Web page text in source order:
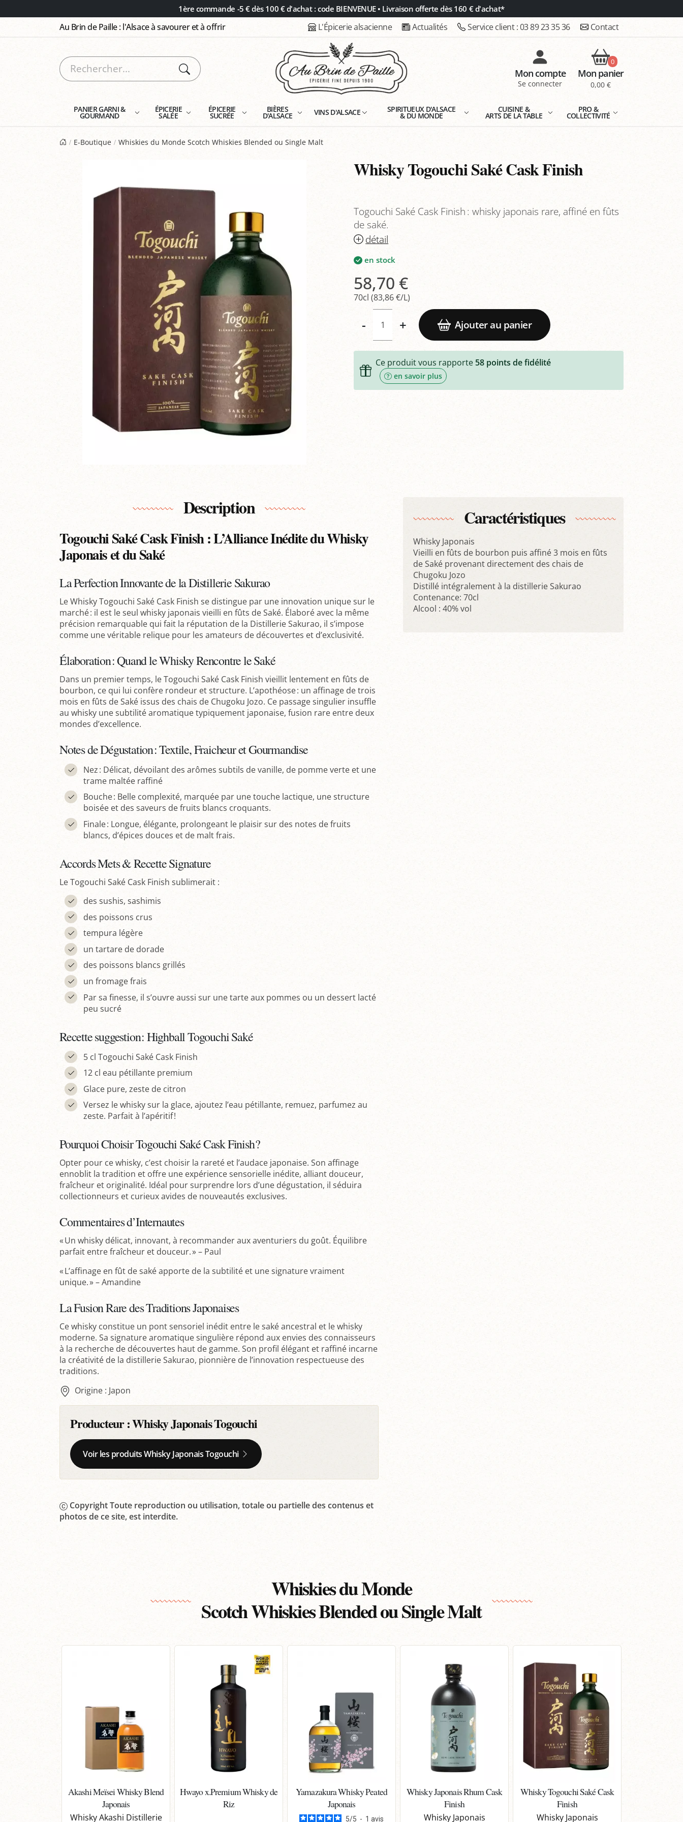
1ère commande -5 € dès 100 € d'achat : code BIENVENUE • Livraison offerte dès 160 € d'achat*
Au Brin de Paille : l'Alsace à savourer et à offrir L'Épicerie alsacienne Actualités Service client :03 89 23 35 36 Contact
Mon compte
Se connecter
0
Mon panier
0,00 €
PANIER GARNI &
GOURMAND
ÉPICERIE
SALÉE
ÉPICERIE
SUCRÉE
BIÈRES
D'ALSACE VINS D'ALSACE SPIRITUEUX D'ALSACE
& DU MONDE
CUISINE &
ARTS DE LA TABLE
PRO &
COLLECTIVITÉ
E-Boutique Whiskies du Monde Scotch Whiskies Blended ou Single Malt
Whisky Togouchi Saké Cask Finish
Togouchi Saké Cask Finish : whisky japonais rare, affiné en fûts
de saké.
détail
en stock
58,70 €
70cl (83,86 €/L)
- + Ajouter au panier
Ce produit vous rapporte 58 points de fidélité
en savoir plus
Description
Togouchi Saké Cask Finish : L’Alliance Inédite du Whisky
Japonais et du Saké
La Perfection Innovante de la Distillerie Sakurao
Le Whisky Togouchi Saké Cask Finish se distingue par une innovation unique sur le
marché : il est le seul whisky japonais vieilli en fûts de Saké. Élaboré avec la même
précision remarquable qui fait la réputation de la Distillerie Sakurao, il s’impose
comme une véritable relique pour les amateurs de découvertes et d’exclusivité.
Élaboration : Quand le Whisky Rencontre le Saké
Dans un premier temps, le Togouchi Saké Cask Finish vieillit lentement en fûts de
bourbon, ce qui lui confère rondeur et structure. L’apothéose : un affinage de trois
mois en fûts de Saké issus des chais de Chugoku Jozo. Ce passage singulier insuffle
au whisky une subtilité aromatique typiquement japonaise, fusion rare entre deux
mondes d’excellence.
Notes de Dégustation : Textile, Fraicheur et Gourmandise
Nez : Délicat, dévoilant des arômes subtils de vanille, de pomme verte et une
trame maltée raffiné
Bouche : Belle complexité, marquée par une touche lactique, une structure
boisée et des saveurs de fruits blancs croquants.
Finale : Longue, élégante, prolongeant le plaisir sur des notes de fruits
blancs, d’épices douces et de malt frais.
Accords Mets & Recette Signature
Le Togouchi Saké Cask Finish sublimerait :
des sushis, sashimis
des poissons crus
tempura légère
un tartare de dorade
des poissons blancs grillés
un fromage frais
Par sa finesse, il s’ouvre aussi sur une tarte aux pommes ou un dessert lacté
peu sucré
Recette suggestion : Highball Togouchi Saké
5 cl Togouchi Saké Cask Finish
12 cl eau pétillante premium
Glace pure, zeste de citron
Versez le whisky sur la glace, ajoutez l’eau pétillante, remuez, parfumez au
zeste. Parfait à l’apéritif !
Pourquoi Choisir Togouchi Saké Cask Finish ?
Opter pour ce whisky, c’est choisir la rareté et l’audace japonaise. Son affinage
ennoblit la tradition et offre une expérience sensorielle inédite, alliant douceur,
fraîcheur et originalité. Idéal pour surprendre lors d’une dégustation, il séduira
collectionneurs et curieux avides de nouveautés exclusives.
Commentaires d’Internautes
« Un whisky délicat, innovant, à recommander aux aventuriers du goût. Équilibre
parfait entre fraîcheur et douceur. » – Paul
« L’affinage en fût de saké apporte de la subtilité et une signature vraiment
unique. » – Amandine
La Fusion Rare des Traditions Japonaises
Ce whisky constitue un pont sensoriel inédit entre le saké ancestral et le whisky
moderne. Sa signature aromatique singulière répond aux envies des connaisseurs
à la recherche de découvertes haut de gamme. Son profil élégant et raffiné incarne
la créativité de la distillerie Sakurao, pionnière de l’innovation respectueuse des
traditions.
Origine : Japon
Producteur :Whisky Japonais Togouchi
Voir les produits Whisky Japonais Togouchi
Copyright Toute reproduction ou utilisation, totale ou partielle des contenus et
photos de ce site, est interdite.
Caractéristiques
Whisky Japonais
Vieilli en fûts de bourbon puis affiné 3 mois en fûts
de Saké provenant directement des chais de
Chugoku Jozo
Distillé intégralement à la distillerie Sakurao
Contenance: 70cl
Alcool : 40% vol
Whiskies du Monde
Scotch Whiskies Blended ou Single Malt
Akashi Meïsei Whisky Blend
Japonais
Whisky Akashi Distillerie
Hwayo x.Premium Whisky de
Riz
Yamazakura Whisky Peated
Japonais
5/5 - 1 avis
Whisky Japonais Rhum Cask
Finish
Whisky Japonais
Whisky Togouchi Saké Cask
Finish
Whisky Japonais